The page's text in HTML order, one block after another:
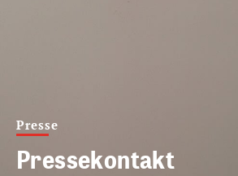
Presse
Pressekontakt